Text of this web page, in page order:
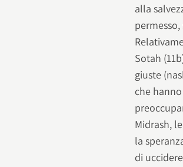
alla
Sotah
giuste
che
Midrash,
la
di